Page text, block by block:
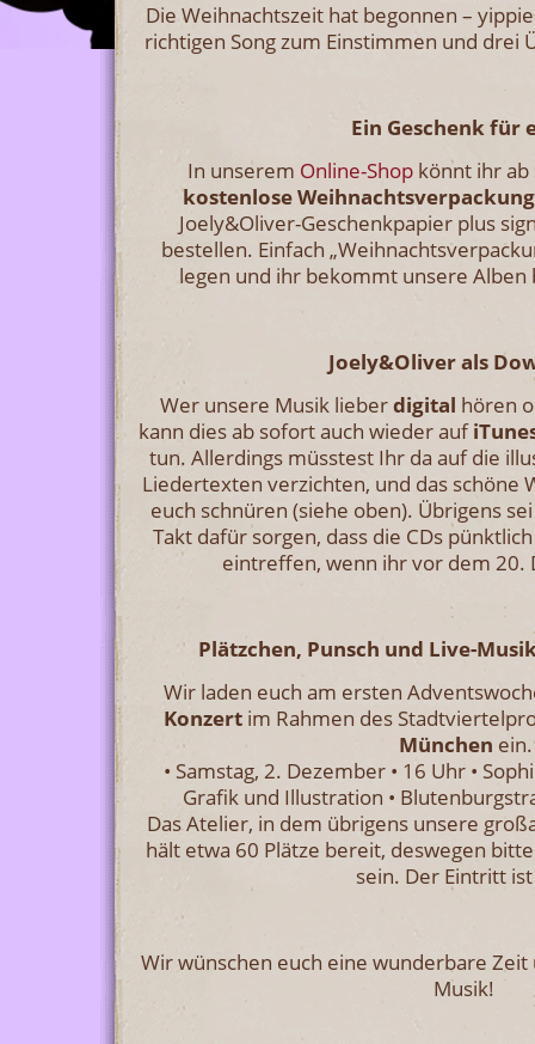
Die Weihnachtszeit hat begonnen –
richtigen Song zum Einstimmen und drei
Ein Geschenk für
In unserem Online-Shopkönnt ihr ab
kostenlose Weihnachtsverpackung
Joely&Oliver-Geschenkpapier plus
bestellen. Einfach
legen und ihr bekommt unsere
Joely&Oliver als
Wer unsere Musik lieberdigital hören
kann dies ab sofort auch wieder auf
tun. Allerdings müsstest Ihr da auf die
Liedertexten verzichten, und das schöne
euch schnüren (siehe oben). Übrigens
Takt dafür sorgen, dass die CDs
eintreffen, wenn ihr vor dem 20.
Plätzchen, Punsch und Live-
Wir laden euch am ersten
Konzertim Rahmen des
München ein.
• Samstag, 2. Dezember • 16 Uhr •
Grafik und Illustration •
Das Atelier, in dem übrigens unsere
hält etwa 60 Plätze bereit, deswegen
sein. Der Eintritt
Wir wünschen euch eine wunderbare
Musik!